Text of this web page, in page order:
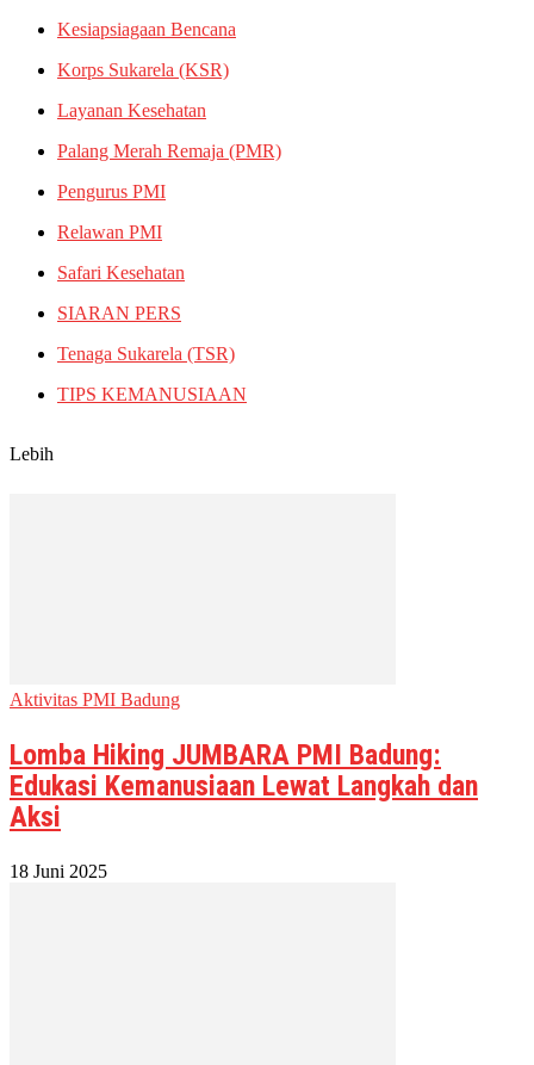
Kesiapsiagaan Bencana
Korps Sukarela (KSR)
Layanan Kesehatan
Palang Merah Remaja (PMR)
Pengurus PMI
Relawan PMI
Safari Kesehatan
SIARAN PERS
Tenaga Sukarela (TSR)
TIPS KEMANUSIAAN
Lebih
Aktivitas PMI Badung
Lomba Hiking JUMBARA PMI Badung:
Edukasi Kemanusiaan Lewat Langkah dan
Aksi
18 Juni 2025